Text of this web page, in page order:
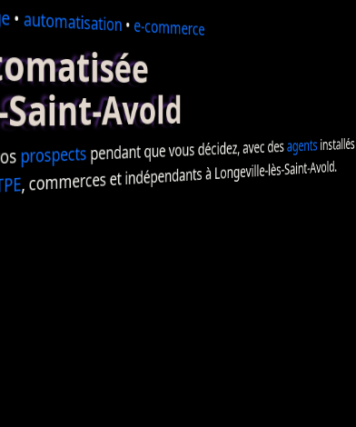
• automatisation•e-commerce
Avold
prospectspendant que vous décidez, avec desagentsinstallés
, commerces et indépendants à Longeville-lès-Saint-Avold.